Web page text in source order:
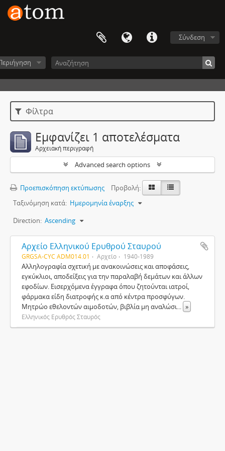
Σύνδεση
Φίλτρα
Εμφανίζει 1 αποτελέσματα
Αρχειακή περιγραφή
Advanced search options
Προεπισκόπηση εκτύπωσης
Προβολή:
Ταξινόμηση κατά: Ημερομηνία έναρξης
Direction: Ascending
Αρχείο Ελληνικού Ερυθρού Σταυρού
GRGSA-CYC ADM014.01 Αρχείο 1940-1989
Αλληλογραφία σχετική με ανακοινώσεις και αποφάσεις,
εγκύκλιοι, αποδείξεις για την παραλαβή δεμάτων και άλλων
εφοδίων. Εισερχόμενα έγγραφα όπου ζητούνται ιατροί,
φάρμακα είδη διατροφής κ.α από κέντρα προσφύγων.
Μητρώο εθελοντών αιμοδοτών, βιβλία μη αναλώσι... »
Ελληνικός Ερυθρός Σταυρός